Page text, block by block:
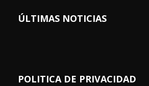
ÚLTIMAS NOTICIAS
POLITICA DE PRIVACIDAD